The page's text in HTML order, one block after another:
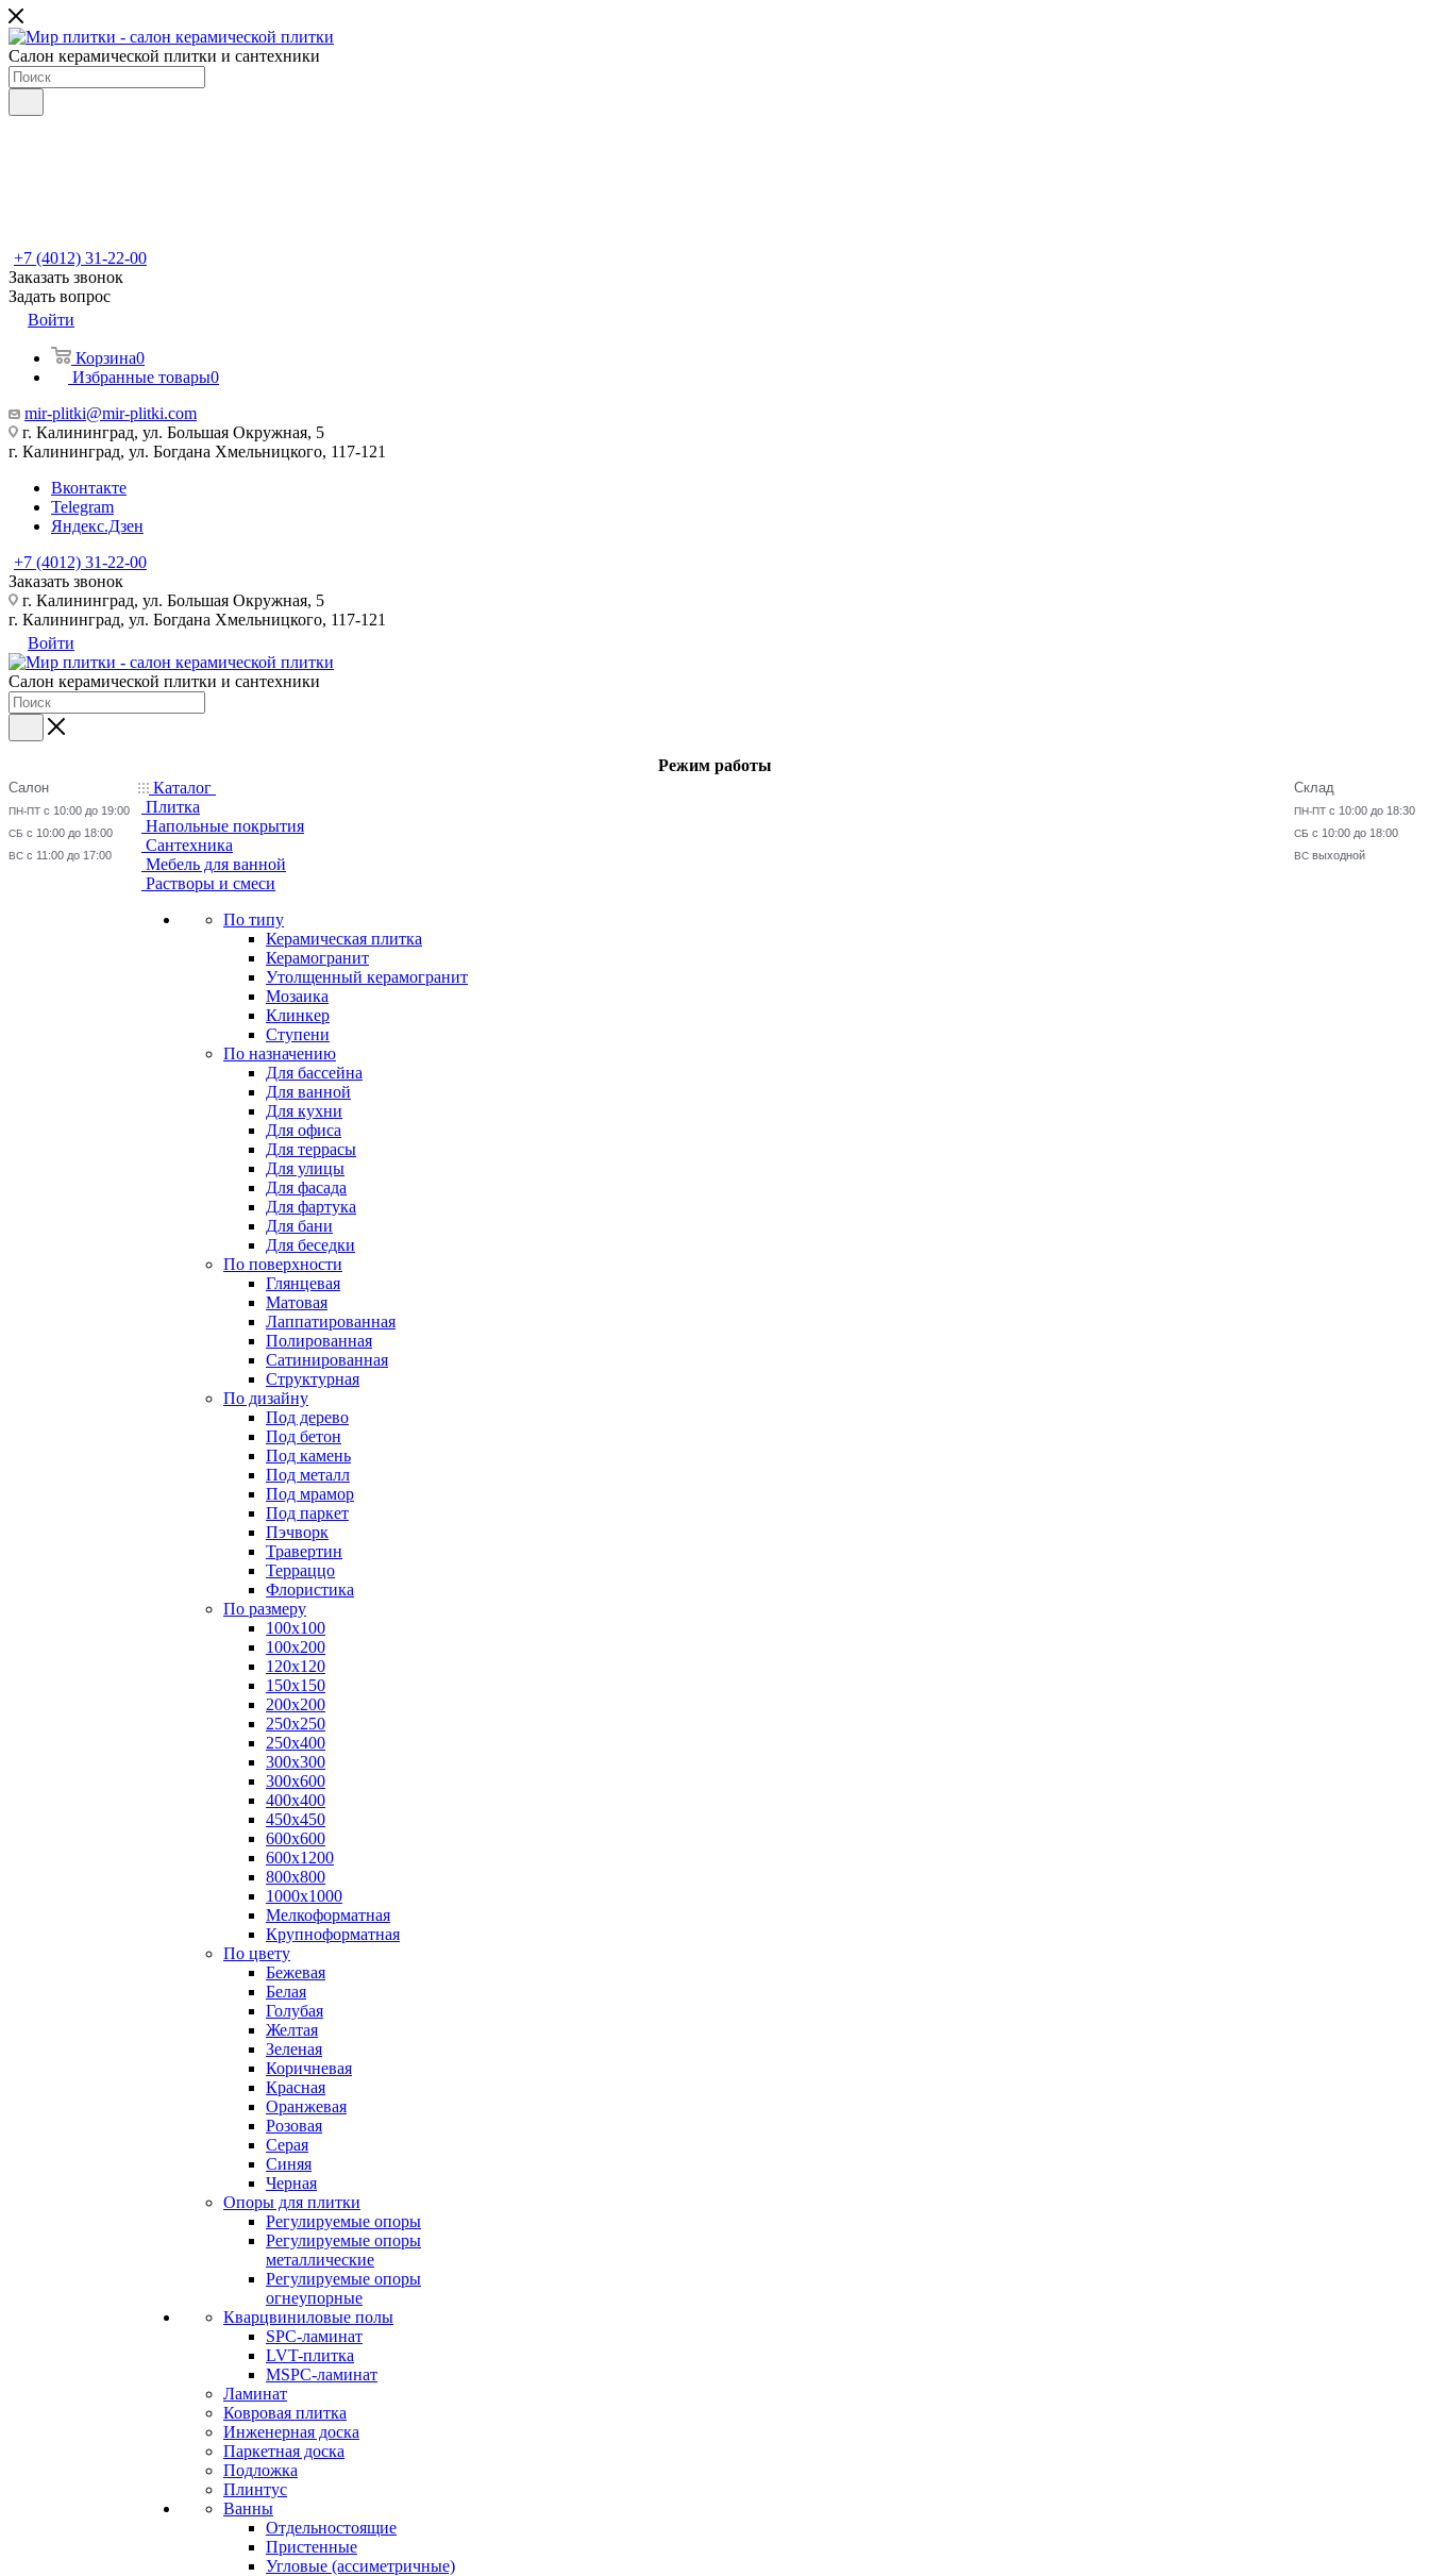
Салон керамической плитки и сантехники
+7 (4012) 31-22-00
Заказать звонок
Задать вопрос
Войти
Корзина0
Избранные товары0
mir-plitki@mir-plitki.com
г. Калининград, ул. Большая Окружная, 5
г. Калининград, ул. Богдана Хмельницкого, 117-121
Вконтакте
Telegram
Яндекс.Дзен
+7 (4012) 31-22-00
Заказать звонок
г. Калининград, ул. Большая Окружная, 5
г. Калининград, ул. Богдана Хмельницкого, 117-121
Войти
Салон керамической плитки и сантехники
Режим работы
Салон
ПН-ПТ с 10:00 до 19:00
СБ с 10:00 до 18:00
ВС с 11:00 до 17:00
Склад
ПН-ПТ с 10:00 до 18:30
СБ с 10:00 до 18:00
ВС выходной
Каталог
Плитка
Напольные покрытия
Сантехника
Мебель для ванной
Растворы и смеси
По типу
Керамическая плитка
Керамогранит
Утолщенный керамогранит
Мозаика
Клинкер
Ступени
По назначению
Для бассейна
Для ванной
Для кухни
Для офиса
Для террасы
Для улицы
Для фасада
Для фартука
Для бани
Для беседки
По поверхности
Глянцевая
Матовая
Лаппатированная
Полированная
Сатинированная
Структурная
По дизайну
Под дерево
Под бетон
Под камень
Под металл
Под мрамор
Под паркет
Пэчворк
Травертин
Терраццо
Флористика
По размеру
100х100
100х200
120х120
150х150
200х200
250х250
250х400
300х300
300х600
400х400
450х450
600х600
600х1200
800х800
1000х1000
Мелкоформатная
Крупноформатная
По цвету
Бежевая
Белая
Голубая
Желтая
Зеленая
Коричневая
Красная
Оранжевая
Розовая
Серая
Синяя
Черная
Опоры для плитки
Регулируемые опоры
Регулируемые опоры
металлические
Регулируемые опоры
огнеупорные
Кварцвиниловые полы
SPC-ламинат
LVT-плитка
MSPC-ламинат
Ламинат
Ковровая плитка
Инженерная доска
Паркетная доска
Подложка
Плинтус
Ванны
Отдельностоящие
Пристенные
Угловые (ассиметричные)